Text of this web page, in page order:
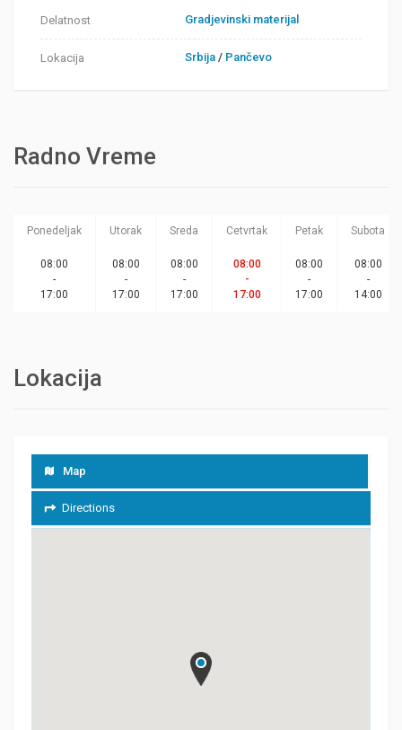
Delatnost Gradjevinski materijal
Lokacija Srbija / Pančevo
Radno Vreme
Ponedeljak Utorak Sreda Cetvrtak Petak Subota
08:00
-
17:00
08:00
-
17:00
08:00
-
17:00
08:00
-
17:00
08:00
-
17:00
08:00
-
14:00
Lokacija
Map
Directions